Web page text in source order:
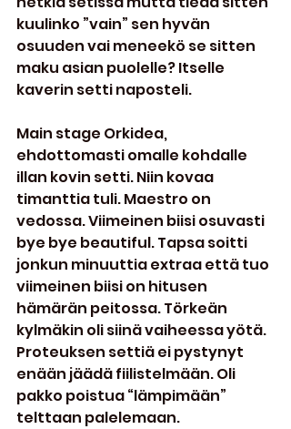
kuulinko ”vain” sen hyvän
osuuden vai meneekö se sitten
maku asian puolelle? Itselle
kaverin setti naposteli.
Main stage Orkidea,
ehdottomasti omalle kohdalle
illan kovin setti. Niin kovaa
timanttia tuli. Maestro on
vedossa. Viimeinen biisi osuvasti
bye bye beautiful. Tapsa soitti
jonkun minuuttia extraa että tuo
viimeinen biisi on hitusen
hämärän peitossa. Törkeän
kylmäkin oli siinä vaiheessa yötä.
Proteuksen settiä ei pystynyt
enään jäädä fiilistelmään. Oli
pakko poistua “lämpimään”
telttaan palelemaan.